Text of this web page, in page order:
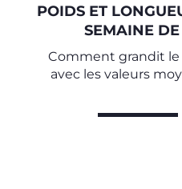
POIDS ET
SEMAINE DE
Comment grandit
avec les valeurs